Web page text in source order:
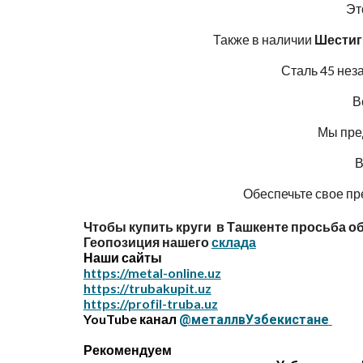
Также в наличии
Сталь 45
Мы
Обеспечьте свое
Чтобы купить круги в Ташкенте просьба
Геопозиция нашегосклада
Наши сайты
https://metal-online.uz
https://trubakupit.uz
https://profil-truba.uz
YouTube канал @металлвУзбекистане
Рекомендуем